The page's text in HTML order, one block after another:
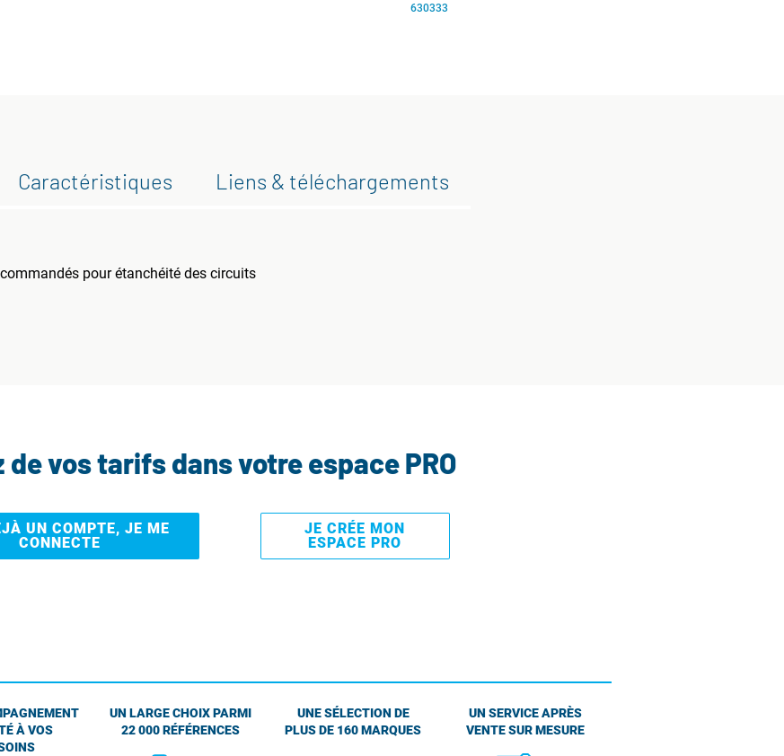
630333
Caractéristiques Liens & téléchargements
pour étanchéité des circuits
vos tarifs dans votre espace PRO
UN COMPTE, JE ME
CONNECTE
JE CRÉE MON
ESPACE PRO
À VOS
UN LARGE CHOIX PARMI
22 000 RÉFÉRENCES
UNE SÉLECTION DE
PLUS DE 160 MARQUES
UN SERVICE APRÈS
VENTE SUR MESURE